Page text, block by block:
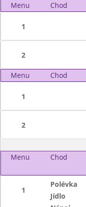
Menu Chod
1
2
Menu Chod
1
2
Menu Chod
1
Polévka
Jídlo